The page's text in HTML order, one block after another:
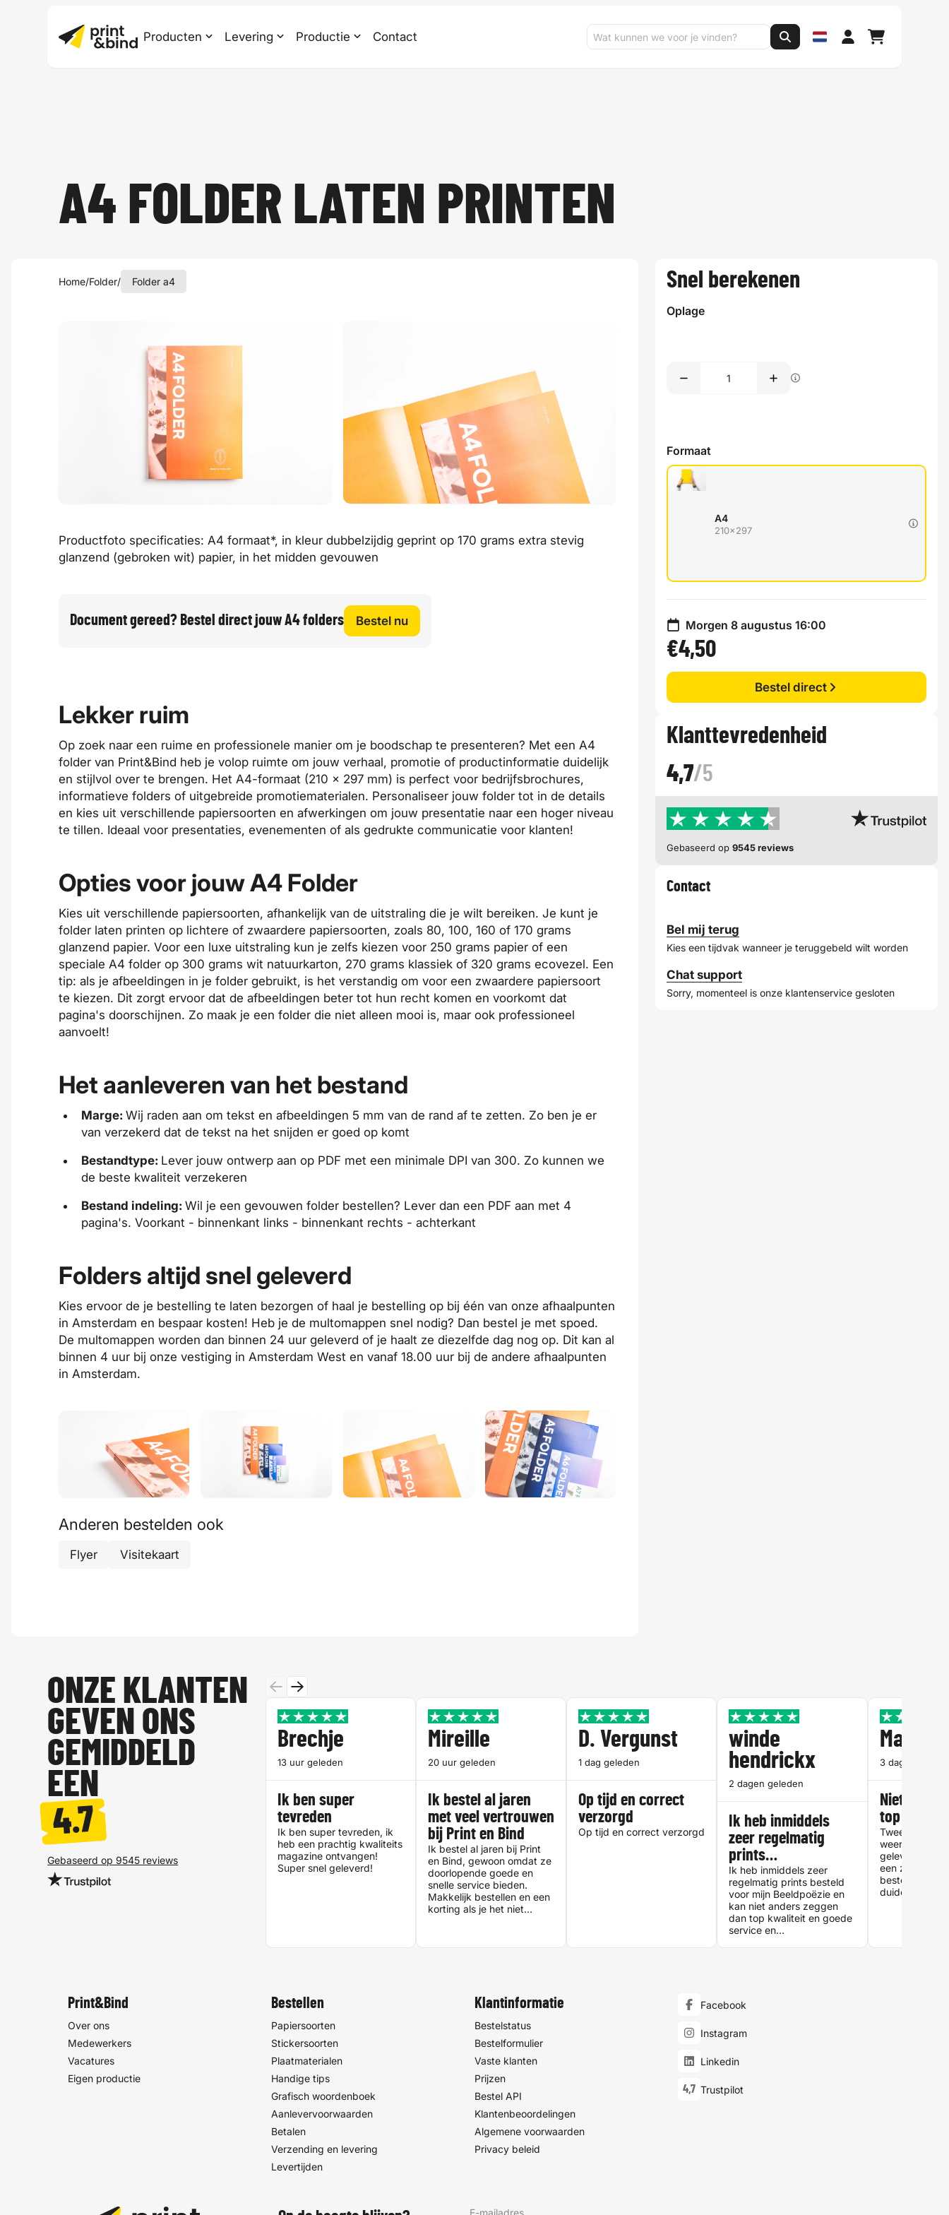
Producten Levering Productie Contact
A4 FOLDER LATEN PRINTEN
Home/Folder/ Folder a4
Productfoto specificaties: A4 formaat*, in kleur dubbelzijdig geprint op 170 grams extra stevig
glanzend (gebroken wit) papier, in het midden gevouwen
Document gereed? Bestel direct jouw A4 folders Bestel nu
Lekker ruim
Op zoek naar een ruime en professionele manier om je boodschap te presenteren? Met een A4
folder van Print&Bind heb je volop ruimte om jouw verhaal, promotie of productinformatie duidelijk
en stijlvol over te brengen. Het A4-formaat (210 x 297 mm) is perfect voor bedrijfsbrochures,
informatieve folders of uitgebreide promotiematerialen. Personaliseer jouw folder tot in de details
en kies uit verschillende papiersoorten en afwerkingen om jouw presentatie naar een hoger niveau
te tillen. Ideaal voor presentaties, evenementen of als gedrukte communicatie voor klanten!
Opties voor jouw A4 Folder
Kies uit verschillende papiersoorten, afhankelijk van de uitstraling die je wilt bereiken. Je kunt je
folder laten printen op lichtere of zwaardere papiersoorten, zoals 80, 100, 160 of 170 grams
glanzend papier. Voor een luxe uitstraling kun je zelfs kiezen voor 250 grams papier of een
speciale A4 folder op 300 grams wit natuurkarton, 270 grams klassiek of 320 grams ecovezel. Een
tip: als je afbeeldingen in je folder gebruikt, is het verstandig om voor een zwaardere papiersoort
te kiezen. Dit zorgt ervoor dat de afbeeldingen beter tot hun recht komen en voorkomt dat
pagina's doorschijnen. Zo maak je een folder die niet alleen mooi is, maar ook professioneel
aanvoelt!
Het aanleveren van het bestand
Marge:Wij raden aan om tekst en afbeeldingen 5 mm van de rand af te zetten. Zo ben je er
van verzekerd dat de tekst na het snijdener goed op komt
Bestandtype: Lever jouw ontwerp aan op PDF met een minimale DPI van 300. Zo kunnen we
de beste kwaliteit verzekeren
Bestand indeling:Wil je eengevouwen folder bestellen? Lever dan een PDF aan met 4
pagina's. Voorkant - binnenkant links - binnenkant rechts - achterkant
Folders altijd snel geleverd
Kies ervoor de je bestelling te laten bezorgen of haal je bestelling op bij één van onze afhaalpunten
in Amsterdam en bespaar kosten! Heb je de multomappen snel nodig? Dan bestel je met spoed.
De multomappen worden dan binnen 24 uur geleverd of je haalt ze diezelfde dag nog op. Dit kan al
binnen 4 uur bijonze vestiging in Amsterdam West en vanaf 18.00 uur bij de andereafhaalpunten
in Amsterdam.
Anderen bestelden ook
Flyer Visitekaart
Snel berekenen
Oplage
Formaat
A4
210x297
Morgen 8 augustus 16:00
€4,50
Bestel direct
Klanttevredenheid
4,7/5
Gebaseerd op 9545 reviews
Contact
Bel mij terug
Kies een tijdvak wanneer je teruggebeld wilt worden
Chat support
Sorry, momenteel is onze klantenservice gesloten
ONZE KLANTEN
GEVEN ONS
GEMIDDELD
EEN
4.7
Gebaseerd op 9545 reviews
Brechje
13 uur geleden
Ik ben super
tevreden
Ik ben super tevreden, ik
heb een prachtig kwaliteits
magazine ontvangen!
Super snel geleverd!
Mireille
20 uur geleden
Ik bestel al jaren
met veel vertrouwen
bij Print en Bind
Ik bestel al jaren bij Print
en Bind, gewoon omdat ze
doorlopende goede en
snelle service bieden.
Makkelijk bestellen en een
korting als je het niet
printservice!
D. Vergunst
1 dag geleden
Op tijd en correct
verzorgd
Op tijd en correct verzorgd
winde
hendrickx
2 dagen geleden
Ik heb inmiddels
zeer regelmatig
prints…
Ik heb inmiddels zeer
regelmatig prints besteld
voor mijn Beeldpoëzie en
kan niet anders zeggen
dan top kwaliteit en goede
service en
Martine
3 dagen
Niet
top service
Tweede
weer zeer
geleverde
een zeer
bestelproces
duidelijke
Print&Bind
Over ons
Medewerkers
Vacatures
Eigen productie
Bestellen
Papiersoorten
Stickersoorten
Plaatmaterialen
Handige tips
Grafisch woordenboek
Aanlevervoorwaarden
Betalen
Verzending en levering
Levertijden
Klantinformatie
Bestelstatus
Bestelformulier
Vaste klanten
Prijzen
Bestel API
Klantenbeoordelingen
Algemene voorwaarden
Privacy beleid
Facebook
Instagram
Linkedin
4,7 Trustpilot
E-mailadres